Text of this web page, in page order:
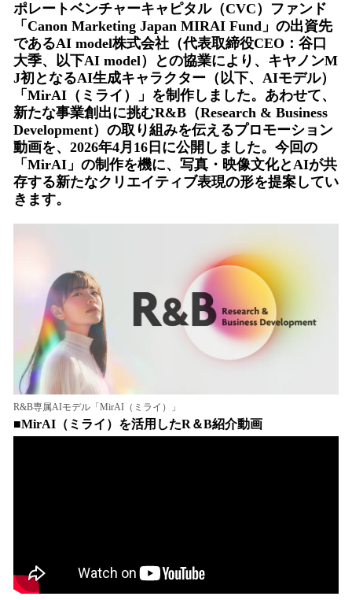
を
読
み
込
み
中
で
す
ポレートベンチャーキャピタル（CVC）ファンド
「Canon Marketing Japan MIRAI Fund」の出資先
であるAI model株式会社（代表取締役CEO：谷口
大季、以下AI model）との協業により、キヤノンM
J初となるAI生成キャラクター（以下、AIモデル）
「MirAI（ミライ）」を制作しました。あわせて、
新たな事業創出に挑むR&B（Research & Business
Development）の取り組みを伝えるプロモーション
動画を、2026年4月16日に公開しました。今回の
「MirAI」の制作を機に、写真・映像文化とAIが共
存する新たなクリエイティブ表現の形を提案してい
きます。
R&B専属AIモデル「MirAI（ミライ）」
■MirAI（ミライ）を活用したR＆B紹介動画